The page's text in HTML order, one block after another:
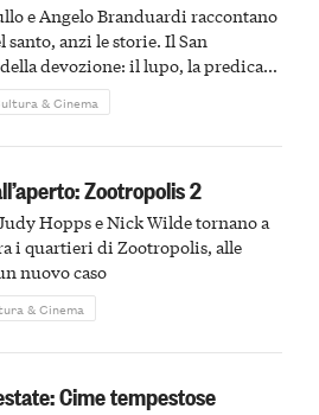
e Angelo Branduardi raccontano
santo, anzi le storie. Il San
devozione: il lupo, la predica
le stimmate
& Cinema
Zootropolis 2
Hopps e Nick Wilde tornano a
i quartieri di Zootropolis, alle
nuovo caso
& Cinema
Cime tempestose